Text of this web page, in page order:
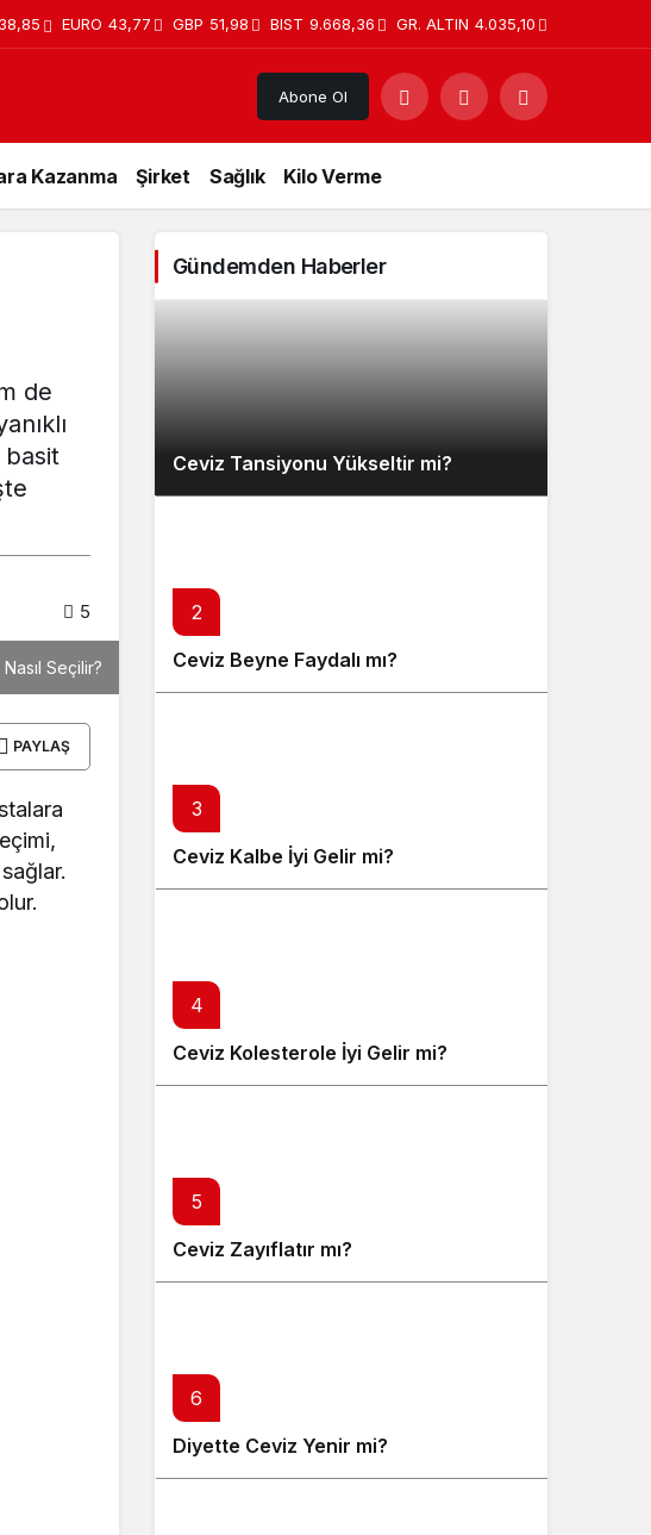
38,85 EURO 43,77 GBP 51,98 BIST 9.668,36 GR. ALTIN 4.035,10
Abone Ol
Kazanma Şirket Sağlık Kilo Verme
de
basit
5
Seçilir?
PAYLAŞ
Gündemden Haberler
Ceviz Tansiyonu Yükseltir mi?
2
Ceviz Beyne Faydalı mı?
3
Ceviz Kalbe İyi Gelir mi?
4
Ceviz Kolesterole İyi Gelir mi?
5
Ceviz Zayıflatır mı?
6
Diyette Ceviz Yenir mi?